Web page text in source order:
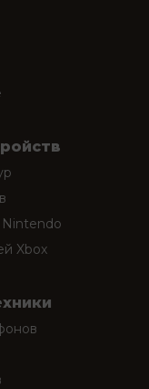
Nintendo
Xbox